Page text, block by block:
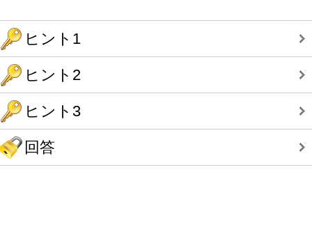
ヒント1
ヒント2
ヒント3
回答